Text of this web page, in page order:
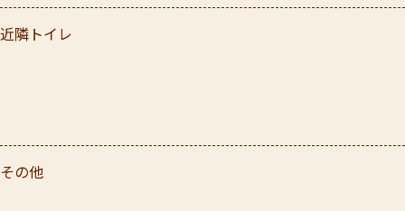
近隣トイレ
その他